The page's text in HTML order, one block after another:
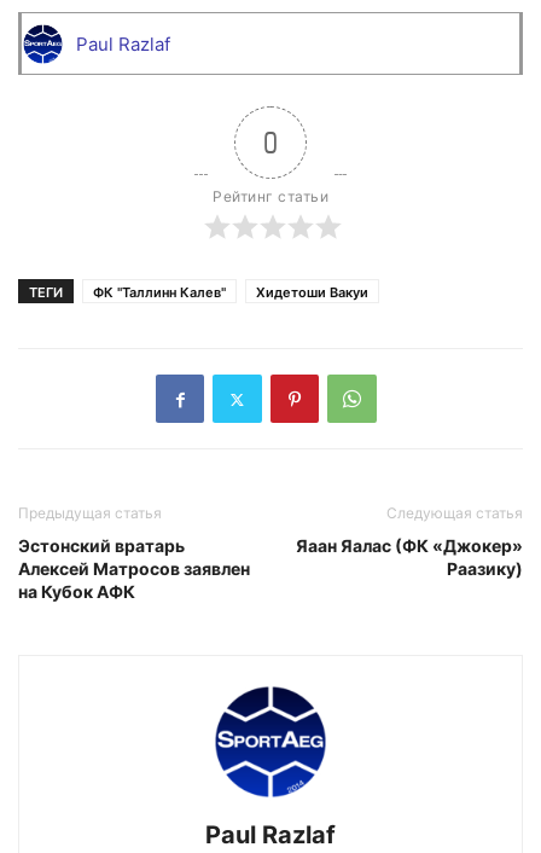
Paul Razlaf
0
Рейтинг статьи
ТЕГИ ФК "Таллинн Калев" Хидетоши Вакуи
Предыдущая статья
Эстонский вратарь
Алексей Матросов заявлен
на Кубок АФК
Следующая статья
Яаан Яалас (ФК «Джокер»
Раазику)
Paul Razlaf